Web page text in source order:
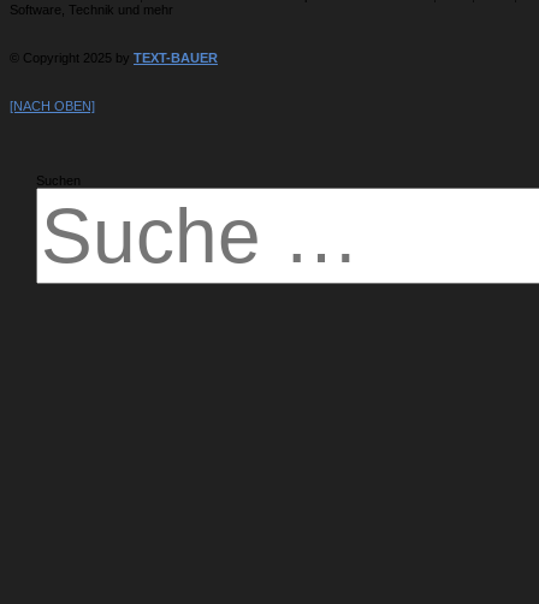
Software, Technik und mehr
© Copyright 2025 by TEXT-BAUER
[NACH OBEN]
Suchen